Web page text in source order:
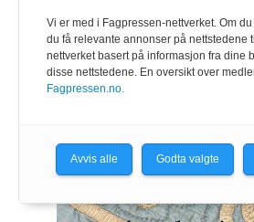
Vi er med i Fagpressen-nettverket. Om du
du få relevante annonser på nettstedene
nettverket basert på informasjon fra dine
disse nettstedene. En oversikt over
Fagpressen.no.
Avvis alle Godta valgte